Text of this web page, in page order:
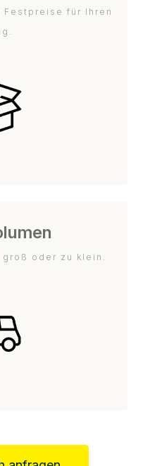
für Ihren
oder zu klein.